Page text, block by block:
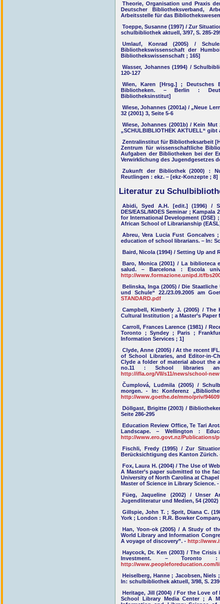
Theorie, Organisation und Praxis
Deutscher Bibliotheksverband,
Arbeitsstelle für das
Toeppe, Susanne (1997) / Zur
schulbibliothek aktuell, 3/97, S. 285-
Umlauf, Konrad (2005) /
Bibliothekswissenschaft der
Bibliothekswissenschaft ; 165]
Wasser, Johannes (1994) /
120-127
Wien, Karen [Hrsg.] ; Deutsches
Bibliotheken. – Berlin :
Bibliotheksinstitut]
Wiese, Johannes (2001a) / „Neue
32 (2001) 3, Seite 5-6
Wiese, Johannes (2001b) / Kein
„SCHULBIBLIOTHEK AKTUELL“
Zentralinstitut für Bibliotheksarbeit
Zentrum für wissenschaftliche
Aufgaben der Bibliotheken bei der
Verwirklichung des Jugendgesetzes
Zukunft der Bibliothek (2000) :
Reutlingen : ekz. – [ekz-Konzepte ; 8]
Literatur zu
Abidi, Syed A.H. [edit.] (1996) /
DES/EASL/MOES Seminar ;
for International Development (DSE)
African School of Librarianship
Abreu, Vera Lucia Fust Goncalves
education of school librarians. – In:
Baird, Nicola (1994) / Setting Up and
Baro, Monica (2001) / La biblioteca
salud. – Barcelona : Escola
http://www.formazione.unipd.it/
Belinska, Inga (2005) / Die
und Schule“ 22./23.09.2005 am
STANDARD.pdf
Campbell, Kimberly J. (2005) /
Cultural Institution ; a Master’s Paper
Carroll, Frances Larence (1981) /
Toronto ; Syndey ; Paris ;
Information Services ; 1]
Clyde, Anne (2005) / At the recent
of School Libraries, and Editor-in-
Clyde a folder of material about the
no.11 : School libraries
http://ifla.org/VII/s11/news/school-
Čumplová, Ludmila (2005) /
morgen. - In: Konferenz
http://www.goethe.de/mmo/priv/
Döllgast, Brigitte (2003) /
Seite 286-295
Education Review Office, Te Tari
Landscape. – Wellington :
http://www.ero.govt.nz/Publications/
Fischli, Fredy (1995) / Zur
Berücksichtigung des Kanton Zürich.
Fox, Laura H. (2004) / The Use of
A Master’s paper submitted to the
University of North Carolina at
Master of Science in Library Science. -
Füeg, Jaqueline (2002) / Unser
Jugendliteratur und Medien, 54 (2002)
Gillspie, John T. ; Sprit, Diana C.
York ; London : R.R. Bowker
Han, Yoon-ok (2005) / A Study of
World Library and Information
A voyage of discovery”. - http://
Haycock, Dr. Ken (2003) / The
Investment. – Toronto
http://www.peopleforeducation.com/
Heiselberg, Hanne ; Jacobsen, Niels
In: schulbibliothek aktuell, 3/98, S.
Heritage, Jill (2004) / For the Love of
School Library Media Center ; A